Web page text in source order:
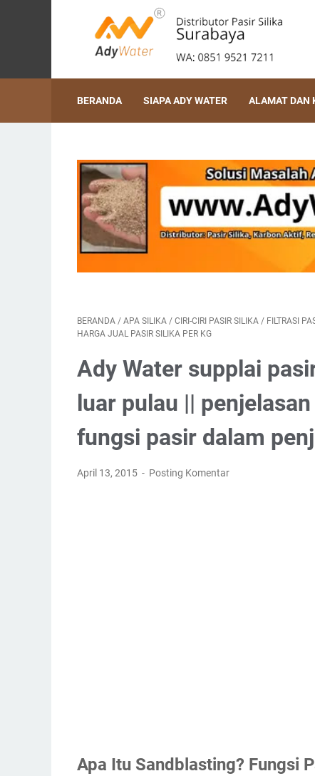
BERANDA SIAPA ADY WATER ALAMAT DAN
BERANDA / APA SILIKA / CIRI-CIRI PASIR SILIKA / FILTRASI
HARGA JUAL PASIR SILIKA PER KG
Ady Water supplai
luar pulau ||
fungsi pasir dalam
April 13, 2015 Posting Komentar
Apa Itu Sandblasting? Fungsi